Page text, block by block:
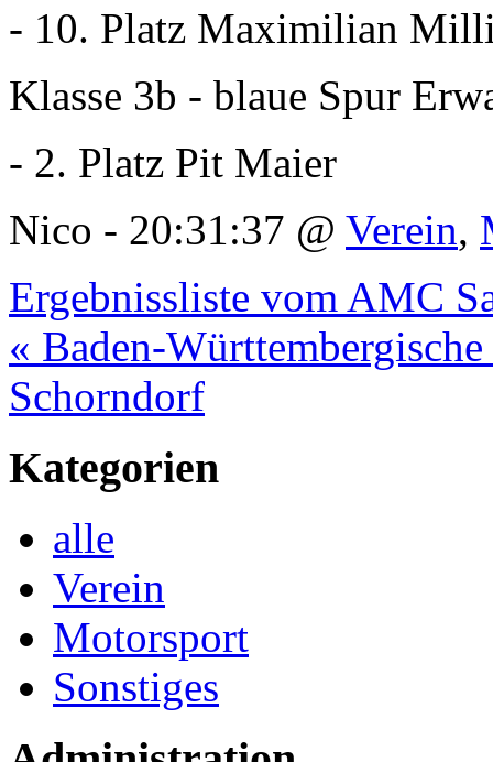
- 10. Platz Maximilian
Klasse 3b - blaue Spur
- 2. Platz Pit Maier
Nico - 20:31:37 @ Verein,
Ergebnissliste vom AMC
« Baden-
Schorndorf
Kategorien
alle
Verein
Motorsport
Sonstiges